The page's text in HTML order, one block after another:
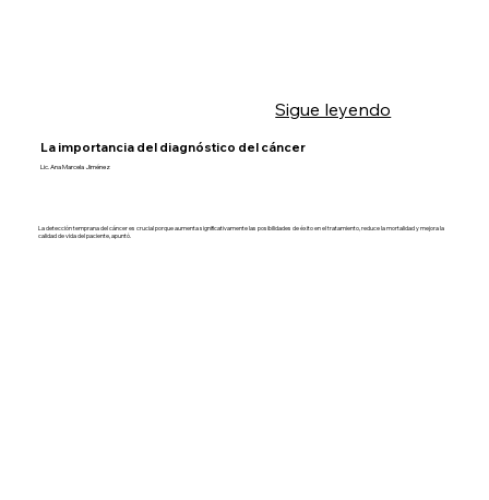
Sigue leyendo
La importancia del diagnóstico del cáncer
Lic. Ana Marcela Jiménez
La detección temprana del cáncer es crucial porque aumenta significativamente las posibilidades de éxito en el tratamiento, reduce la mortalidad y mejora la
calidad de vida del paciente, apuntó.